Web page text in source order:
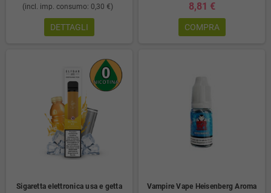
(incl. imp. consumo: 0,30 €)
DETTAGLI
8,81 €
COMPRA
Sigaretta elettronica usa e getta
Vampire Vape Heisenberg Aroma